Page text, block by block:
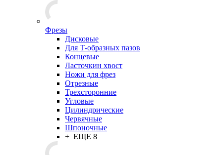
Фрезы
Дисковые
Для Т-образных пазов
Концевые
Ласточкин хвост
Ножи для фрез
Отрезные
Трехсторонние
Угловые
Цилиндрические
Червячные
Шпоночные
+ ЕЩЕ 8